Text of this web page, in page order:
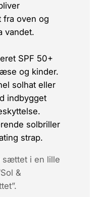
fra oven og
vandet.
SPF 50+
og kinder.
solhat eller
indbygget
solbriller
strap.
sættet i en lille
&